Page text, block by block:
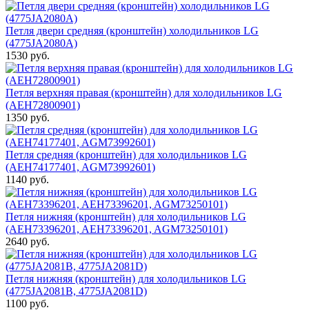
Петля двери средняя (кронштейн) холодильников LG
(4775JA2080A)
1530 руб.
Петля верхняя правая (кронштейн) для холодильников LG
(AEH72800901)
1350 руб.
Петля средняя (кронштейн) для холодильников LG
(AEH74177401, AGM73992601)
1140 руб.
Петля нижняя (кронштейн) для холодильников LG
(AEH73396201, AEH73396201, AGM73250101)
2640 руб.
Петля нижняя (кронштейн) для холодильников LG
(4775JA2081B, 4775JA2081D)
1100 руб.